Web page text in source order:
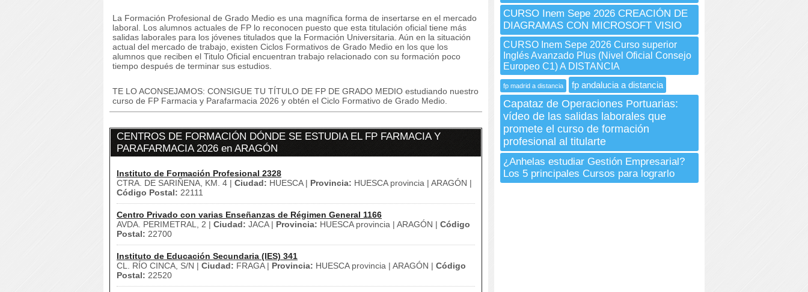
La Formación Profesional de Grado Medio es una magnífica forma de insertarse en el mercado
laboral. Los alumnos actuales de FP lo reconocen puesto que esta titulación oficial tiene más
salidas laborales para los jóvenes titulados que la Formación Universitaria. Aún en la situación
actual del mercado de trabajo, existen Ciclos Formativos de Grado Medio en los que los
alumnos que reciben el Titulo Oficial encuentran trabajo relacionado con su formación poco
tiempo después de terminar sus estudios.
TE LO ACONSEJAMOS: CONSIGUE TU TÍTULO DE FP DE GRADO MEDIO estudiando nuestro
curso de FP Farmacia y Parafarmacia 2026 y obtén el Ciclo Formativo de Grado Medio.
CENTROS DE FORMACIÓN DÓNDE SE ESTUDIA EL FP FARMACIA Y
PARAFARMACIA 2026 en ARAGÓN
Instituto de Formación Profesional 2328
CTRA. DE SARIÑENA, KM. 4 | Ciudad: HUESCA | Provincia: HUESCA provincia | ARAGÓN |
Código Postal: 22111
Centro Privado con varias Enseñanzas de Régimen General 1166
AVDA. PERIMETRAL, 2 | Ciudad: JACA | Provincia: HUESCA provincia | ARAGÓN | Código
Postal: 22700
Instituto de Educación Secundaria (IES) 341
CL. RÍO CINCA, S/N | Ciudad: FRAGA | Provincia: HUESCA provincia | ARAGÓN | Código
Postal: 22520
CURSO Inem Sepe 2026 CREACIÓN DE
DIAGRAMAS CON MICROSOFT VISIO
CURSO Inem Sepe 2026 Curso superior
Inglés Avanzado Plus (Nivel Oficial Consejo
Europeo C1) A DISTANCIA
fp madrid a distancia fp andalucia a distancia
Capataz de Operaciones Portuarias:
vídeo de las salidas laborales que
promete el curso de formación
profesional al titularte
¿Anhelas estudiar Gestión Empresarial?
Los 5 principales Cursos para lograrlo